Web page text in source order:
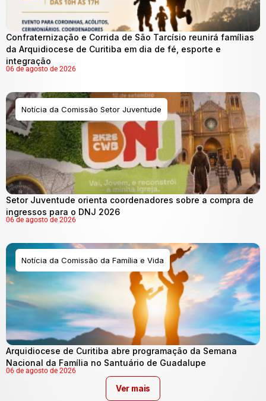
Confraternização e Corrida de São Tarcísio reunirá famílias
da Arquidiocese de Curitiba em dia de fé, esporte e
integração
06 de agosto de 2026
Notícia da Comissão Setor Juventude
Setor Juventude orienta coordenadores sobre a compra de
ingressos para o DNJ 2026
06 de agosto de 2026
Notícia da Comissão da Família e Vida
Arquidiocese de Curitiba abre programação da Semana
Nacional da Família no Santuário de Guadalupe
06 de agosto de 2026
Ver mais